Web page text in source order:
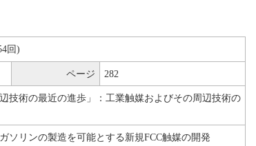
回)
ページ 282
技術の最近の進歩」：工業触媒およびその周辺技術の
ソリンの製造を可能とする新規FCC触媒の開発